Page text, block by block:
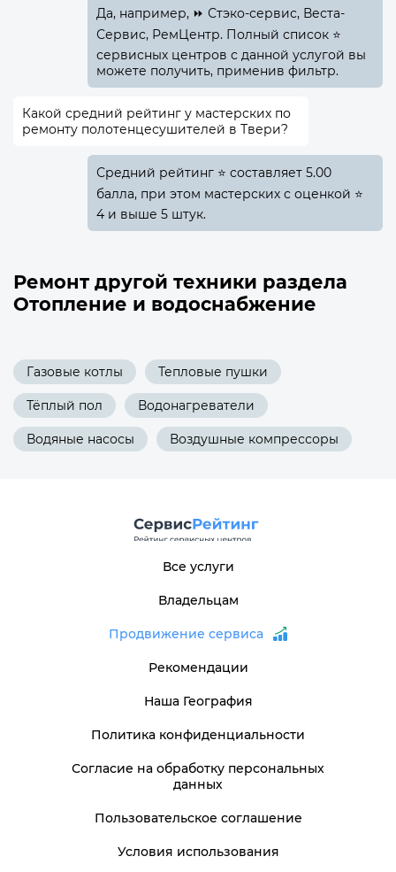
Да, например, ⏩ Стэко-сервис, Веста-
Сервис, РемЦентр. Полный список ⭐
сервисных центров с данной услугой вы
можете получить, применив фильтр.
Какой средний рейтинг у мастерских по
ремонту полотенцесушителей в Твери?
Средний рейтинг ⭐ составляет 5.00
балла, при этом мастерских с оценкой ⭐
4 и выше 5 штук.
Ремонт другой техники раздела
Отопление и водоснабжение
Газовые котлы Тепловые пушки
Тёплый пол Водонагреватели
Водяные насосы Воздушные компрессоры
Все услуги
Владельцам
Продвижение сервиса
Рекомендации
Наша География
Политика конфиденциальности
Согласие на обработку персональных
данных
Пользовательское соглашение
Условия использования